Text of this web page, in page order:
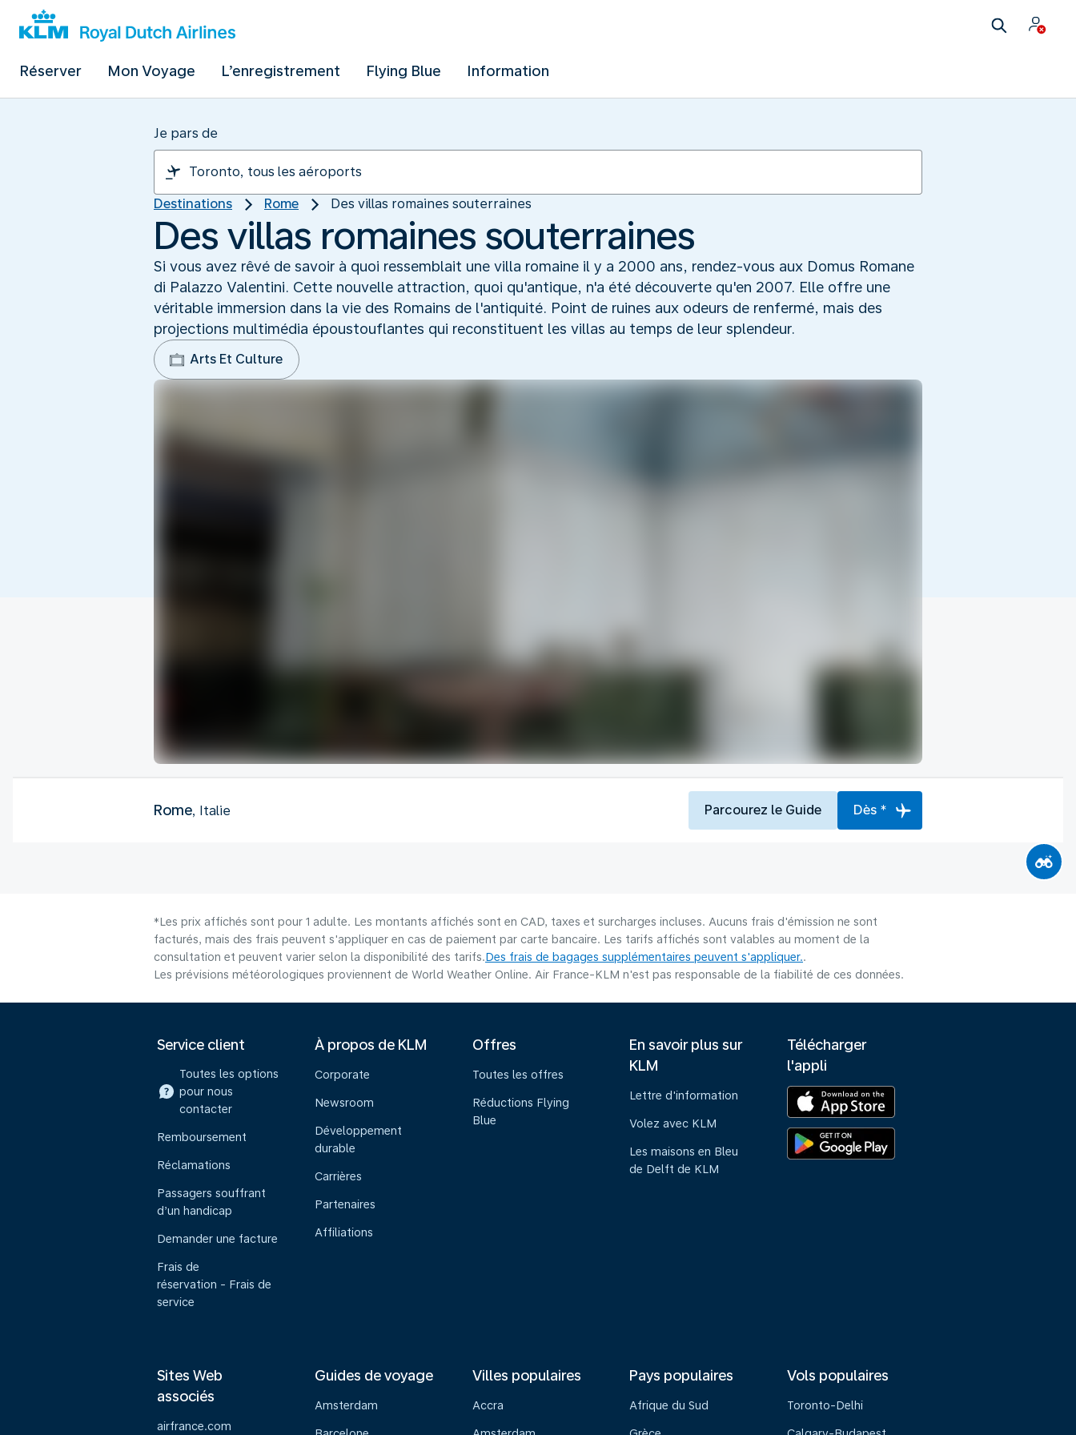
Réserver Mon Voyage L’enregistrement Flying Blue Information
Je pars de
Destinations Rome Des villas romaines souterraines
Des villas romaines souterraines
Si vous avez rêvé de savoir à quoi ressemblait une villa romaine il y a 2000 ans, rendez-vous aux Domus Romane
di Palazzo Valentini. Cette nouvelle attraction, quoi qu'antique, n'a été découverte qu'en 2007. Elle offre une
véritable immersion dans la vie des Romains de l'antiquité. Point de ruines aux odeurs de renfermé, mais des
projections multimédia époustouflantes qui reconstituent les villas au temps de leur splendeur.
Arts Et Culture
Rome, Italie Parcourez le Guide Dès *
*Les prix affichés sont pour 1 adulte. Les montants affichés sont en CAD, taxes et surcharges incluses. Aucuns frais d'émission ne sont
facturés, mais des frais peuvent s'appliquer en cas de paiement par carte bancaire. Les tarifs affichés sont valables au moment de la
consultation et peuvent varier selon la disponibilité des tarifs.Des frais de bagages supplémentaires peuvent s'appliquer..
Les prévisions météorologiques proviennent de World Weather Online. Air France-KLM n'est pas responsable de la fiabilité de ces données.
Service client
Toutes les options
pour nous
contacter
Remboursement
Réclamations
Passagers souffrant
d’un handicap
Demander une facture
Frais de
réservation - Frais de
service
À propos de KLM
Corporate
Newsroom
Développement
durable
Carrières
Partenaires
Affiliations
Offres
Toutes les offres
Réductions Flying
Blue
En savoir plus sur
KLM
Lettre d'information
Volez avec KLM
Les maisons en Bleu
de Delft de KLM
Télécharger
l'appli
Sites Web
associés
airfrance.com
Guides de voyage
Amsterdam
Villes populaires
Accra
Pays populaires
Afrique du Sud
Vols populaires
Toronto-Delhi